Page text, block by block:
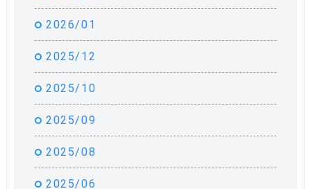
2026/01
2025/12
2025/10
2025/09
2025/08
2025/06